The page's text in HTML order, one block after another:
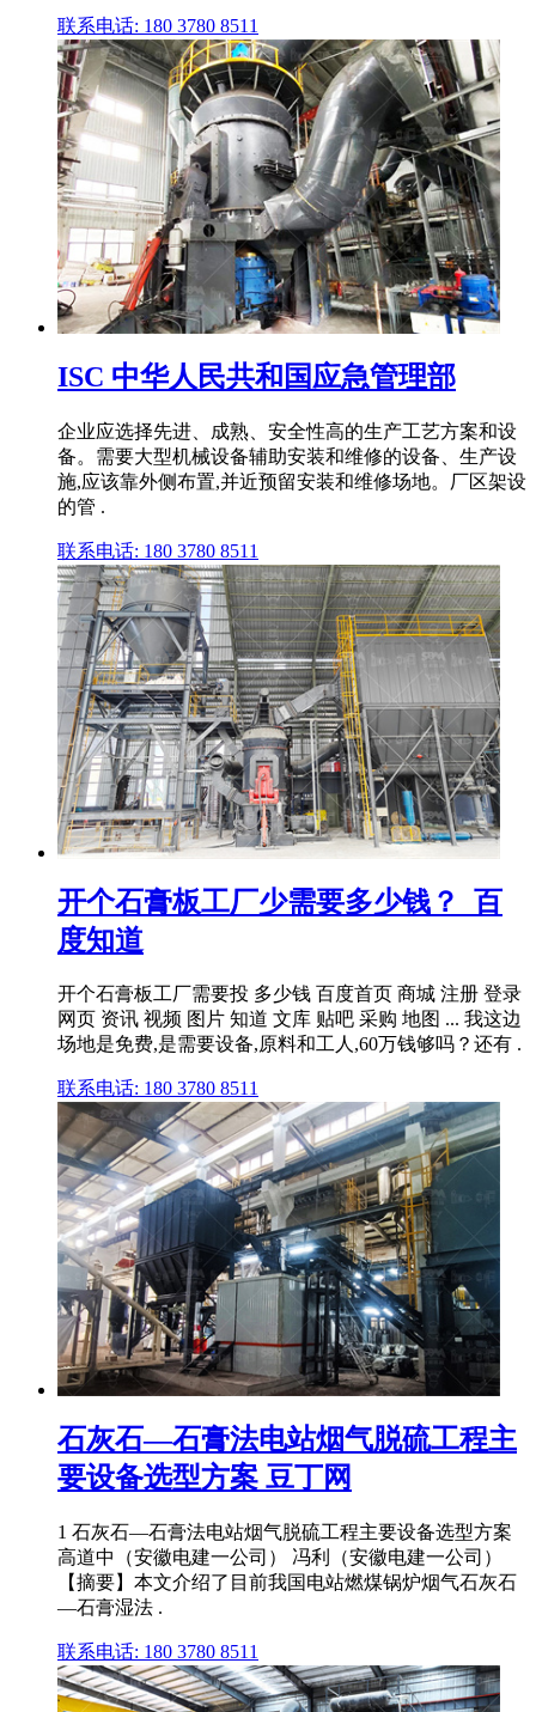
联系电话: 180 3780 8511
ISC 中华人民共和国应急管理部
企业应选择先进、成熟、安全性高的生产工艺方案和设
备。需要大型机械设备辅助安装和维修的设备、生产设
施,应该靠外侧布置,并近预留安装和维修场地。厂区架设
的管 .
联系电话: 180 3780 8511
开个石膏板工厂少需要多少钱？_百
度知道
开个石膏板工厂需要投 多少钱 百度首页 商城 注册 登录
网页 资讯 视频 图片 知道 文库 贴吧 采购 地图 ... 我这边
场地是免费,是需要设备,原料和工人,60万钱够吗？还有 .
联系电话: 180 3780 8511
石灰石—石膏法电站烟气脱硫工程主
要设备选型方案 豆丁网
1 石灰石—石膏法电站烟气脱硫工程主要设备选型方案
高道中（安徽电建一公司） 冯利（安徽电建一公司）
【摘要】本文介绍了目前我国电站燃煤锅炉烟气石灰石
—石膏湿法 .
联系电话: 180 3780 8511